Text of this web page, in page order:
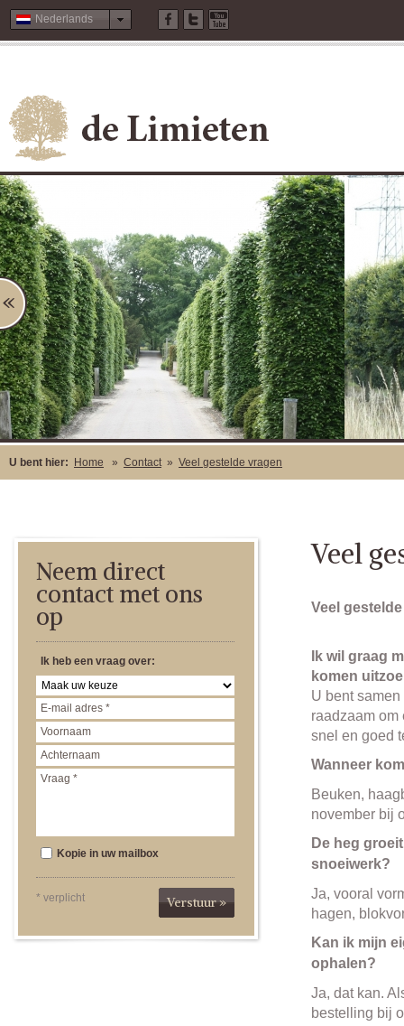
Nederlands
U bent hier: Home » Contact» Veel gestelde vragen
Neem direct
contact met ons
op
Ik heb een vraag over:
Kopie in uw mailbox
* verplicht Verstuur »
Veel
Veel
Ik wil graag
komen
U bent
raadzaam
snel en goed
Wanneer
Beuken,
november bij
De heg
snoeiwerk?
Ja, vooral
hagen,
Kan ik mijn
ophalen?
Ja, dat kan.
bestelling bij